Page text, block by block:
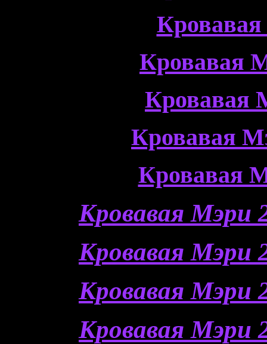
Кровавая
Кровавая
Кровавая
Кровавая
Кровавая Мэри
Кровавая Мэри
Кровавая Мэри
Кровавая Мэри